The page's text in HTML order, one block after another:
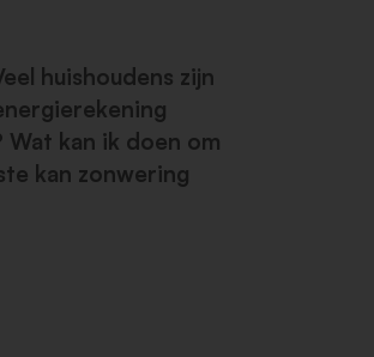
huishoudens zijn
kan ik doen om
kan zonwering